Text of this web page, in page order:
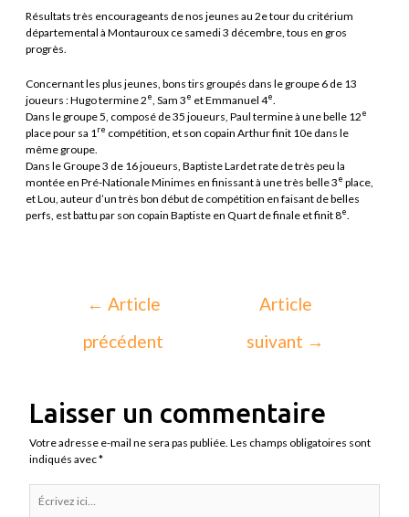
Résultats très encourageants de nos jeunes au 2e tour du critérium
départemental à Montauroux ce samedi 3 décembre, tous en gros
progrès.
Concernant les plus jeunes, bons tirs groupés dans le groupe 6 de 13
joueurs : Hugo termine 2e , Sam 3e et Emmanuel 4e
Dans le groupe 5, composé de 35 joueurs, Paul termine à une belle 12e
place pour sa 1 re compétition, et son copain Arthur finit 10e dans le
même groupe.
Dans le Groupe 3 de 16 joueurs, Baptiste Lardet rate de très peu la
montée en Pré-Nationale Minimes en finissant à une très belle 3e place,
et Lou, auteur d’un très bon début de compétition en faisant de belles
perfs, est battu par son copain Baptiste en Quart de finale et finit 8e
← Article
précédent
Article
suivant →
Laisser un commentaire
Votre adresse e-mail ne sera pas publiée. Les champs obligatoires sont
indiqués avec*
ici…